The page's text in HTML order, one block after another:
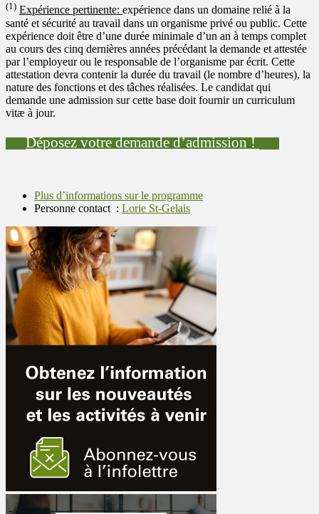
(1) Expérience pertinente: expérience dans un domaine relié à la
santé et sécurité au travail dans un organisme privé ou public. Cette
expérience doit être d’une durée minimale d’un an à temps complet
au cours des cinq dernières années précédant la demande et attestée
par l’employeur ou le responsable de l’organisme par écrit. Cette
attestation devra contenir la durée du travail (le nombre d’heures), la
nature des fonctions et des tâches réalisées. Le candidat qui
demande une admission sur cette base doit fournir un curriculum
vitæ à jour.
Déposez votre demande d’admission !
Plus d’informations sur le programme
Personne contact : Lorie St-Gelais